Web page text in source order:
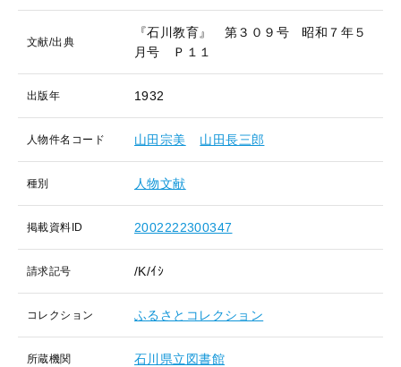
文献/出典
『石川教育』 第３０９号 昭和７年５
月号 Ｐ１１
出版年 1932
人物件名コード 山田宗美 山田長三郎
種別 人物文献
掲載資料ID 2002222300347
請求記号 /K/ｲｼ
コレクション ふるさとコレクション
所蔵機関 石川県立図書館